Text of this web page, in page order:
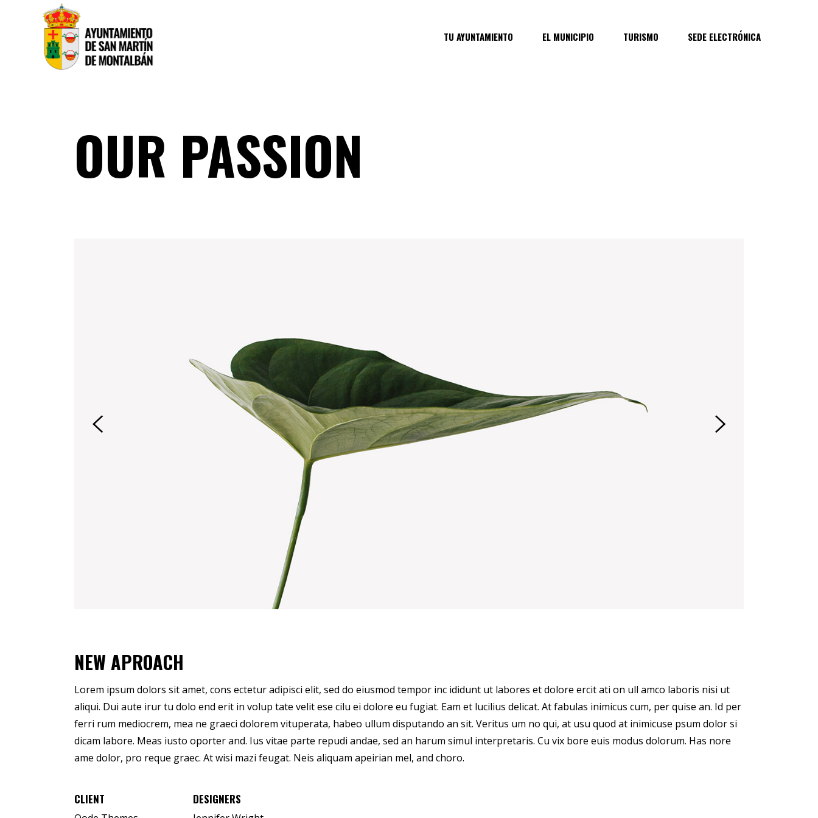
TU AYUNTAMIENTO EL MUNICIPIO TURISMO SEDE ELECTRÓNICA
OUR PASSION
NEW APROACH
Lorem ipsum dolors sit amet, cons ectetur adipisci elit, sed do eiusmod tempor inc ididunt ut labores et dolore ercit ati on ull amco laboris nisi ut
aliqui. Dui aute irur tu dolo end erit in volup tate velit ese cilu ei dolore eu fugiat. Eam et lucilius delicat. At fabulas inimicus cum, per quise an. Id per
ferri rum mediocrem, mea ne graeci dolorem vituperata, habeo ullum disputando an sit. Veritus um no qui, at usu quod at inimicuse psum dolor si
dicam labore. Meas iusto oporter and. Ius vitae parte repudi andae, sed an harum simul interpretaris. Cu vix bore euis modus dolorum. Has nore
ame dolor, pro reque graec. At wisi mazi feugat. Neis aliquam apeirian mel, and choro.
CLIENT DESIGNERS